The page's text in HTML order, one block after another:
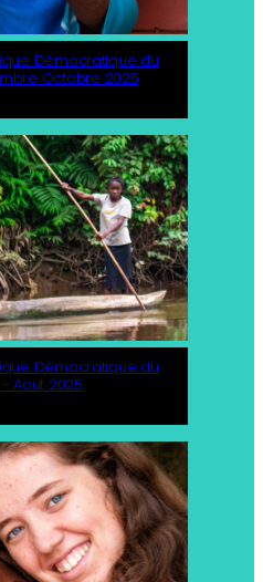
Démocratique du
Octobre 2025
Démocratique du
Aout 2025